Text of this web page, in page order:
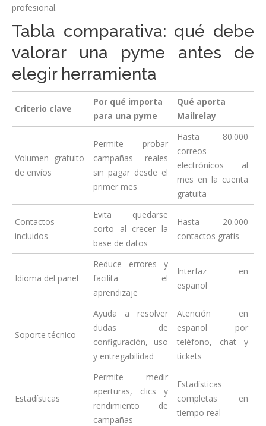
profesional.
Tabla comparativa: qué debe
valorar una pyme antes de
elegir herramienta
Criterio clave
Por qué importa
para una pyme
Qué aporta
Mailrelay
Volumen gratuito
de envíos
Permite probar
campañas reales
sin pagar desde el
primer mes
Hasta 80.000
correos
electrónicos al
mes en la cuenta
gratuita
Contactos
incluidos
Evita quedarse
corto al crecer la
base de datos
Hasta 20.000
contactos gratis
Idioma del panel
Reduce errores y
facilita el
aprendizaje
Interfaz en
español
Soporte técnico
Ayuda a resolver
dudas de
configuración, uso
y entregabilidad
Atención en
español por
teléfono, chat y
tickets
Estadísticas
Permite medir
aperturas, clics y
rendimiento de
campañas
Estadísticas
completas en
tiempo real